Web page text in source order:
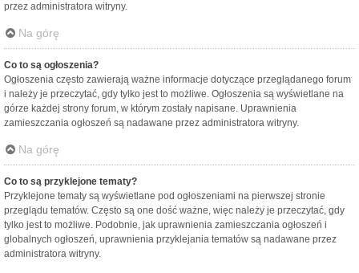
przez administratora witryny.
Na górę
Co to są ogłoszenia?
Ogłoszenia często zawierają ważne informacje dotyczące przeglądanego forum
i należy je przeczytać, gdy tylko jest to możliwe. Ogłoszenia są wyświetlane na
górze każdej strony forum, w którym zostały napisane. Uprawnienia
zamieszczania ogłoszeń są nadawane przez administratora witryny.
Na górę
Co to są przyklejone tematy?
Przyklejone tematy są wyświetlane pod ogłoszeniami na pierwszej stronie
przeglądu tematów. Często są one dość ważne, więc należy je przeczytać, gdy
tylko jest to możliwe. Podobnie, jak uprawnienia zamieszczania ogłoszeń i
globalnych ogłoszeń, uprawnienia przyklejania tematów są nadawane przez
administratora witryny.